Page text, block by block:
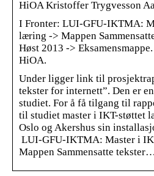
HiOA Kristoffer Trygvesson
I Fronter: LUI-GFU-IKTMA:
læring -> Mappen
Høst 2013 ->
HiOA.
Under ligger link til
tekster for internett”. Den er
studiet. For å få tilgang til
til studiet master i IKT-støttet
Oslo og Akershus sin
LUI-GFU-IKTMA: Master i
Mappen Sammensatte tekster…